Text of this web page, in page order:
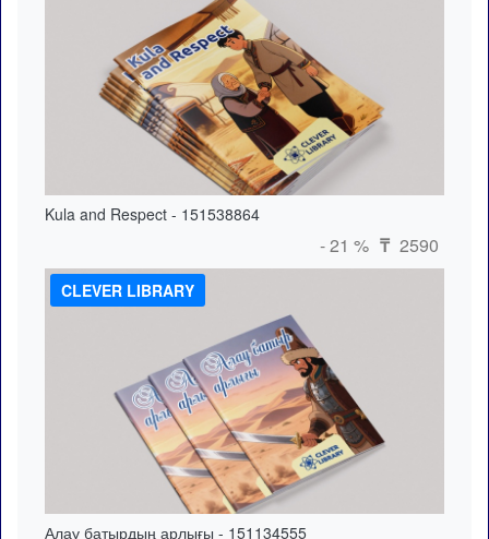
Kula and Respect - 151538864
- 21 % ₸ 2590
CLEVER LIBRARY
Алау батырдың арлығы - 151134555